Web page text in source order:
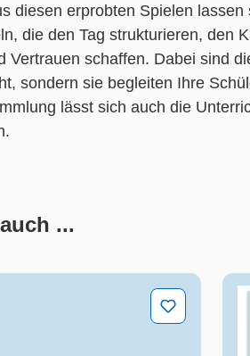
diesen erprobten Spielen
die den Tag strukturieren, den
Vertrauen schaffen. Dabei sind
sondern sie begleiten Ihre
lässt sich auch die
...
die Klasse ___